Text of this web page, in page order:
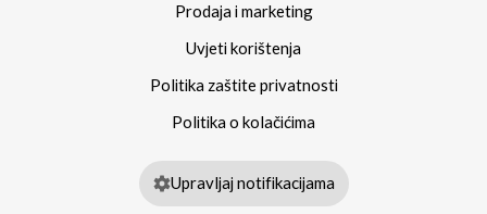
Prodaja i marketing
Uvjeti korištenja
Politika zaštite privatnosti
Politika o kolačićima
Upravljaj notifikacijama